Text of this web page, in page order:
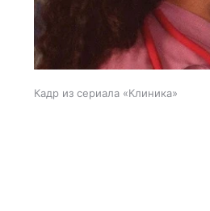
Кадр из сериала «Клиника»